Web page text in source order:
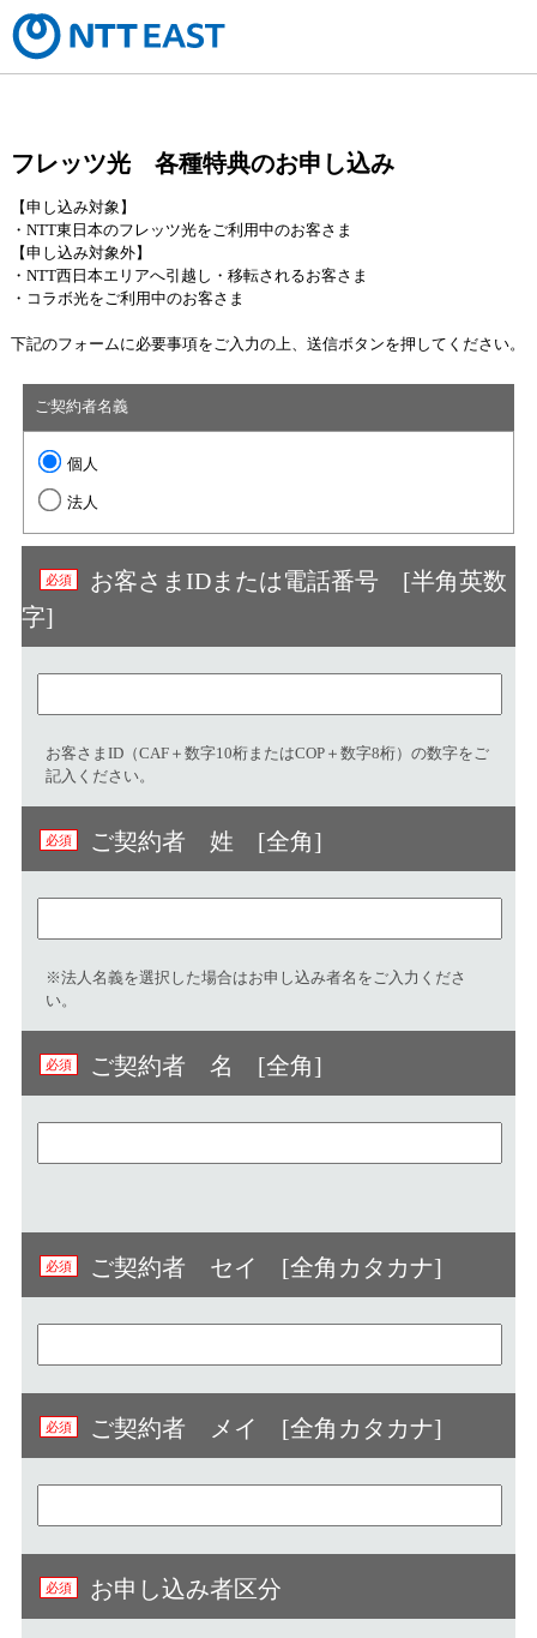
フレッツ光 各種特典のお申し込み
【申し込み対象】
・NTT東日本のフレッツ光をご利用中のお客さま
【申し込み対象外】
・NTT西日本エリアへ引越し・移転されるお客さま
・コラボ光をご利用中のお客さま
下記のフォームに必要事項をご入力の上、送信ボタンを押してください。
ご契約者名義
個人
法人